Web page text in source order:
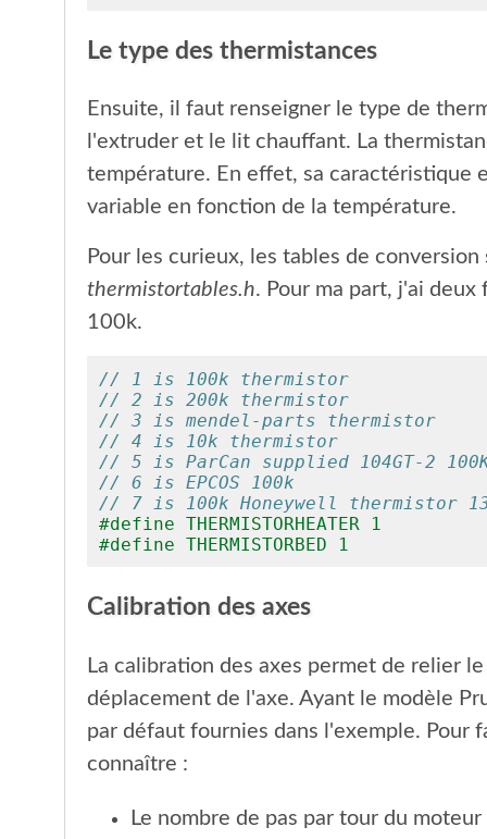
Le type des thermistances
Ensuite, il faut renseigner le type de
l'extruder et le lit chauffant. La
température. En effet, sa caractéristique
variable en fonction de la température.
Pour les curieux, les tables de
thermistortables.h. Pour ma part, j'ai
100k.
// 1 is 100k thermistor
// 2 is 200k thermistor
// 3 is mendel-parts thermistor
// 4 is 10k thermistor
// 5 is ParCan supplied 104GT-2
// 6 is EPCOS 100k
// 7 is 100k Honeywell thermistor
#define THERMISTORHEATER 1
#define THERMISTORBED 1
Calibration des axes
La calibration des axes permet de relier
déplacement de l'axe. Ayant le modèle
par défaut fournies dans l'exemple. Pour
connaître :
Le nombre de pas par tour du moteur